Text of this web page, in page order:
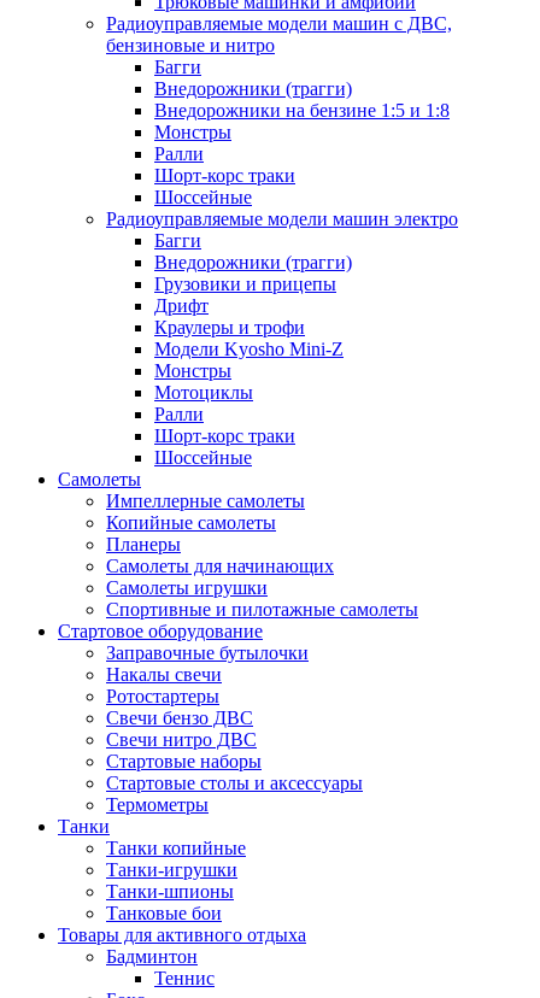
Радиоуправляемые модели машин с ДВС,
бензиновые и нитро
Багги
Внедорожники (трагги)
Внедорожники на бензине 1:5 и 1:8
Монстры
Ралли
Шорт-корс траки
Шоссейные
Радиоуправляемые модели машин электро
Багги
Внедорожники (трагги)
Грузовики и прицепы
Дрифт
Краулеры и трофи
Модели Kyosho Mini-Z
Монстры
Мотоциклы
Ралли
Шорт-корс траки
Шоссейные
Самолеты
Импеллерные самолеты
Копийные самолеты
Планеры
Самолеты для начинающих
Самолеты игрушки
Спортивные и пилотажные самолеты
Стартовое оборудование
Заправочные бутылочки
Накалы свечи
Ротостартеры
Свечи бензо ДВС
Свечи нитро ДВС
Стартовые наборы
Стартовые столы и аксессуары
Термометры
Танки
Танки копийные
Танки-игрушки
Танки-шпионы
Танковые бои
Товары для активного отдыха
Бадминтон
Теннис